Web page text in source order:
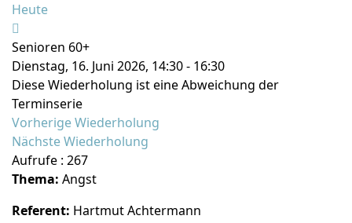
Heute
Senioren 60+
Dienstag, 16. Juni 2026, 14:30 - 16:30
Diese Wiederholung ist eine Abweichung der
Terminserie
Vorherige Wiederholung
Nächste Wiederholung
Aufrufe : 267
Thema: Angst
Referent: Hartmut Achtermann